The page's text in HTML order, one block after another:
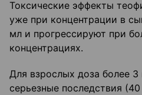
Токсические эффекты
уже при концентрации в
мл и прогрессируют при
концентрациях.
Для взрослых доза более 3
серьезные последствия